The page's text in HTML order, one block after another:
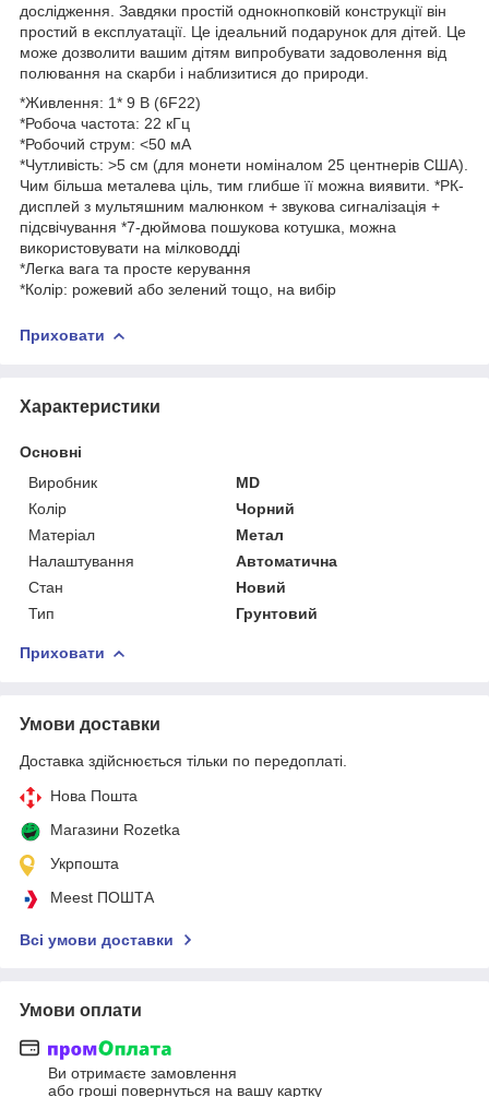
дослідження. Завдяки простій однокнопковій конструкції він
простий в експлуатації. Це ідеальний подарунок для дітей. Це
може дозволити вашим дітям випробувати задоволення від
полювання на скарби і наблизитися до природи.
*Живлення: 1* 9 В (6F22)
*Робоча частота: 22 кГц
*Робочий струм: <50 мА
*Чутливість: >5 см (для монети номіналом 25 центнерів США).
Чим більша металева ціль, тим глибше її можна виявити. *РК-
дисплей з мультяшним малюнком + звукова сигналізація +
підсвічування *7-дюймова пошукова котушка, можна
використовувати на мілководді
*Легка вага та просте керування
*Колір: рожевий або зелений тощо, на вибір
Приховати
Характеристики
Основні
Виробник
MD
Колір
Чорний
Матеріал
Метал
Налаштування
Автоматична
Стан
Новий
Тип
Грунтовий
Приховати
Умови доставки
Доставка здійснюється тільки по передоплаті.
Нова Пошта
Магазини Rozetka
Укрпошта
Meest ПОШТА
Всі умови доставки
Умови оплати
Ви отримаєте замовлення
або гроші повернуться на вашу картку